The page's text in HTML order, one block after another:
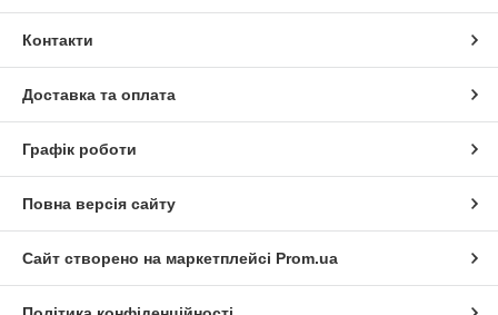
Контакти
Доставка та оплата
Графік роботи
Повна версія сайту
Сайт створено на маркетплейсі Prom.ua